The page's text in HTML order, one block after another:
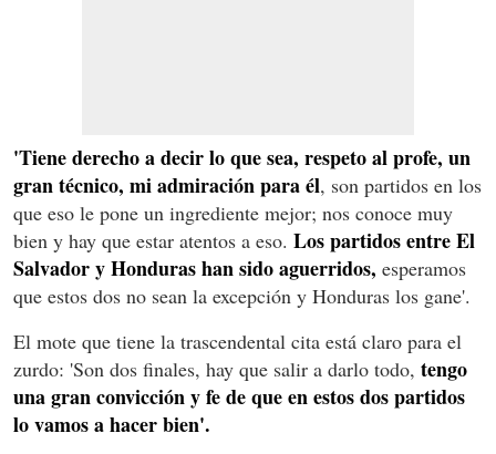
'Tiene derecho a decir lo que sea, respeto al profe, un
gran técnico, mi admiración para él, son partidos en los
que eso le pone un ingrediente mejor; nos conoce muy
bien y hay que estar atentos a eso. Los partidos entre El
Salvador y Honduras han sido aguerridos, esperamos
que estos dos no sean la excepción y Honduras los gane'.
El mote que tiene la trascendental cita está claro para el
zurdo: 'Son dos finales, hay que salir a darlo todo, tengo
una gran convicción y fe de que en estos dos partidos
lo vamos a hacer bien'.